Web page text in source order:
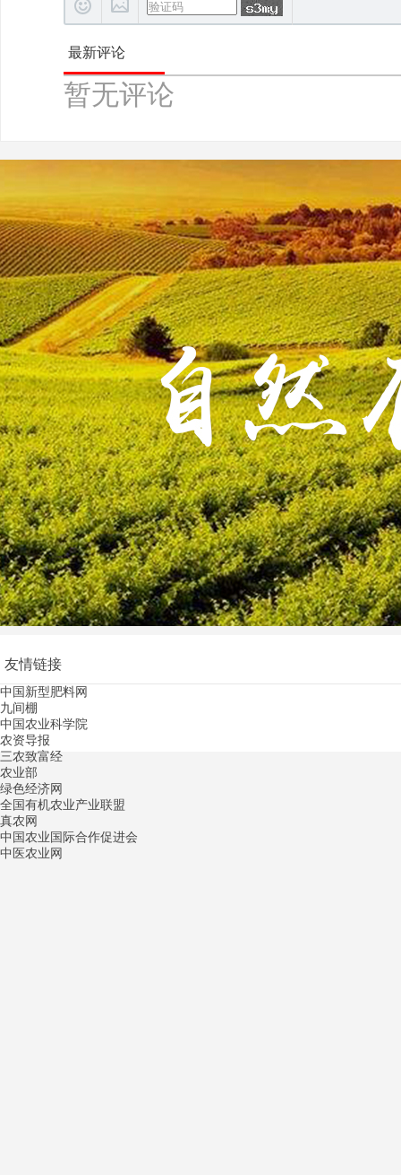
最新评论
暂无评论
友情链接
中国新型肥料网
九间棚
中国农业科学院
农资导报
三农致富经
农业部
绿色经济网
全国有机农业产业联盟
真农网
中国农业国际合作促进会
中医农业网